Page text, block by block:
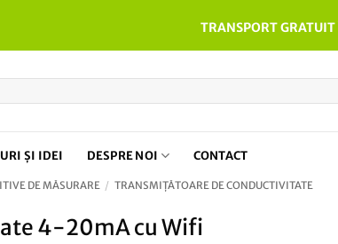
TRANSPORT
ȘI IDEI DESPRE NOI CONTACT
DE MĂSURARE / TRANSMIȚĂTOARE DE CONDUCTIVITATE
4-20mA cu Wifi